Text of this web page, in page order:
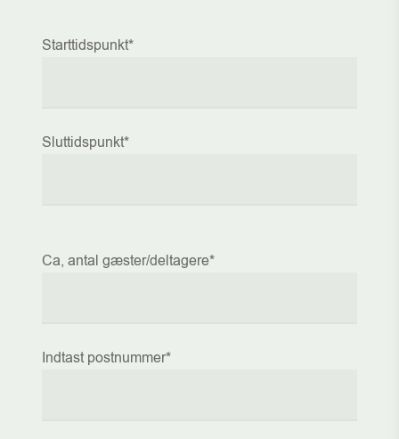
Starttidspunkt*
Sluttidspunkt*
Ca, antal gæster/deltagere*
Indtast postnummer*